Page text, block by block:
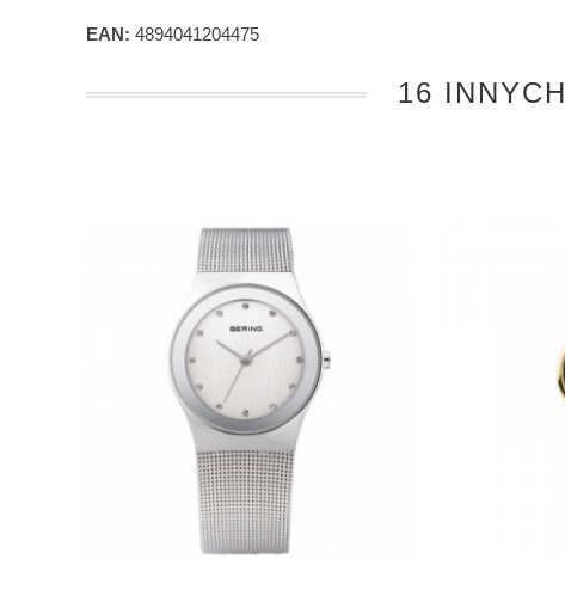
EAN: 4894041204475
16